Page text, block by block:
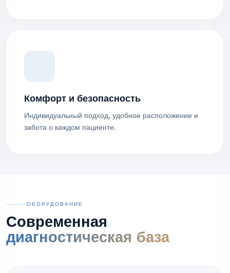
Комфорт и безопасность
Индивидуальный подход, удобное расположение и
забота о каждом пациенте.
ОБОРУДОВАНИЕ
Современная
диагностическая база